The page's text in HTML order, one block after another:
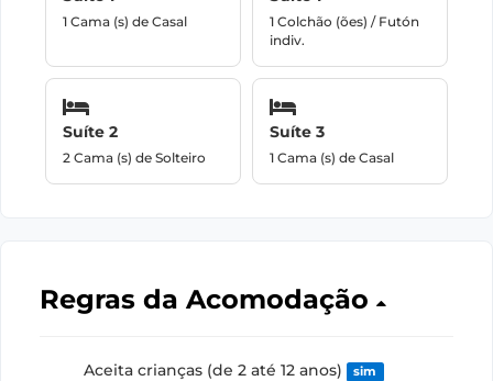
1 Cama (s) de Casal
1 Colchão (ões) / Futón
indiv.
Suíte 2
2 Cama (s) de Solteiro
Suíte 3
1 Cama (s) de Casal
Regras da Acomodação
Aceita crianças (de 2 até 12 anos) sim